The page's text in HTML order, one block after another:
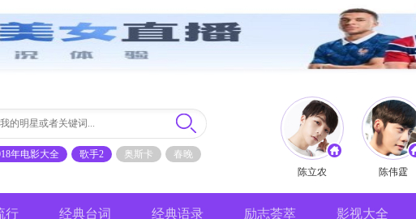
年电影大全 歌手2 奥斯卡
春晚
陈立农
陈伟霆
行 经典台词 经典语录 励志荟萃 影视大全